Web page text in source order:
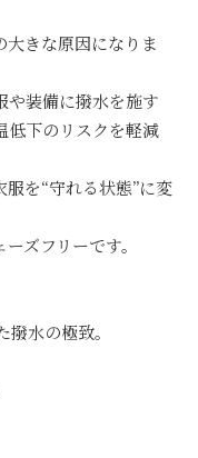
大きな原因になりま
装備に撥水を施す
低下のリスクを軽減
を“守れる状態”に変
ズフリーです。
水の極致。